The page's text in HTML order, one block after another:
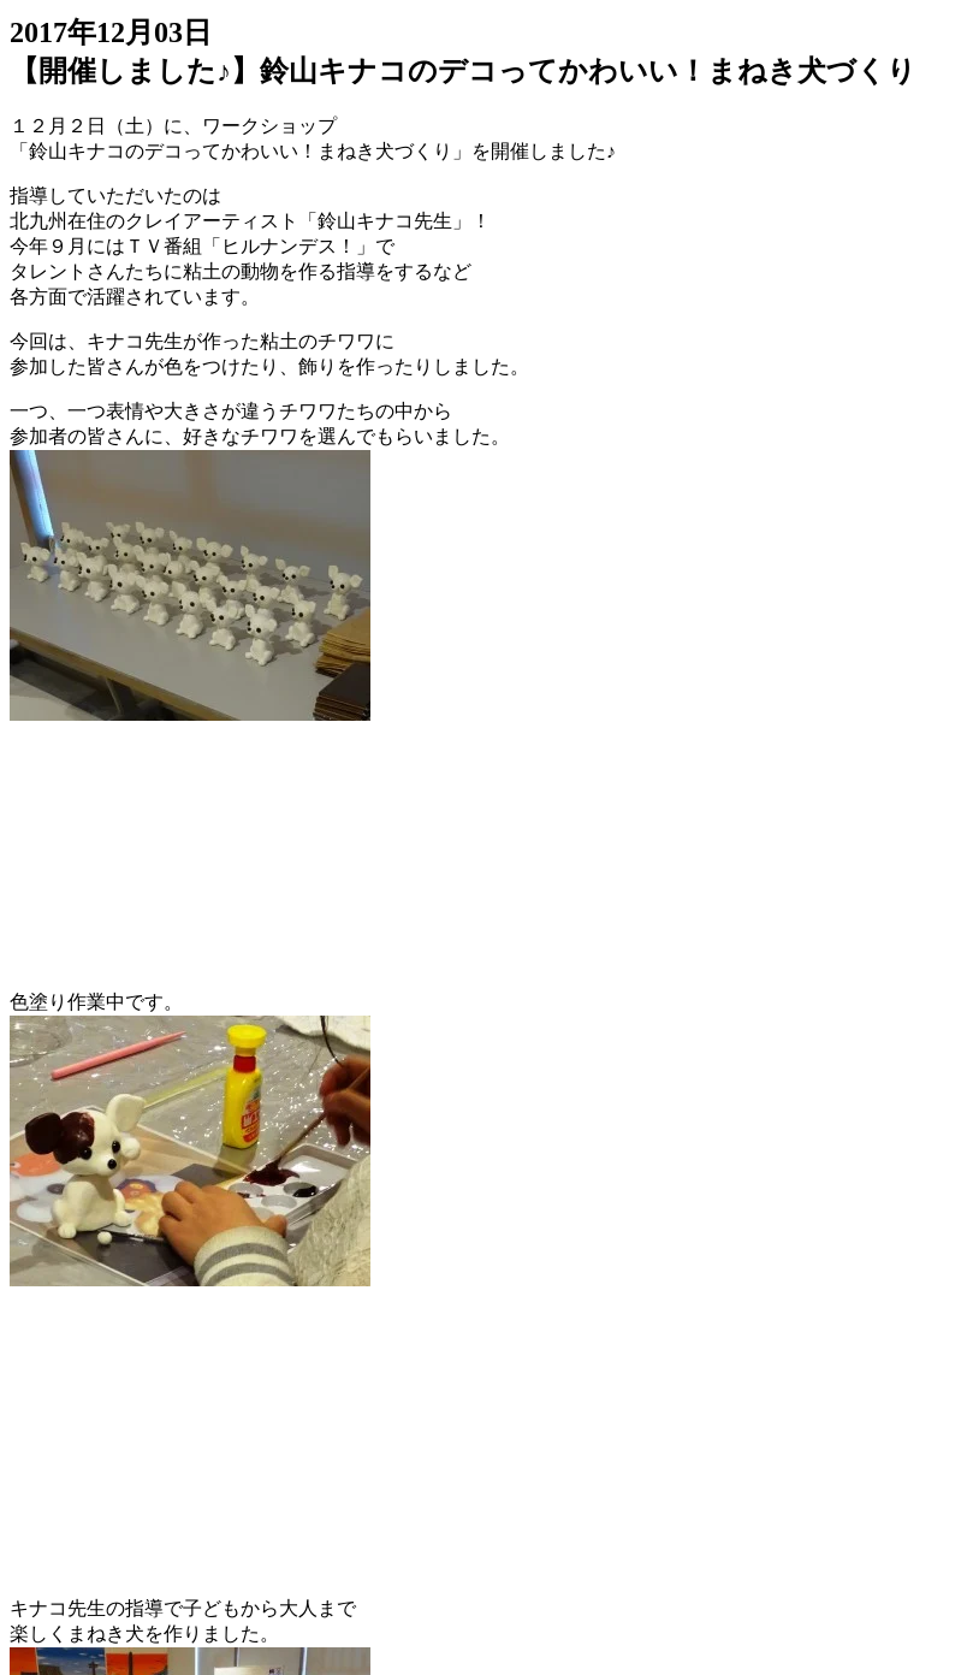
2017年12月03日
【開催しました♪】鈴山キナコのデコってかわいい！まねき犬づくり
１２月２日（土）に、ワークショップ
「鈴山キナコのデコってかわいい！まねき犬づくり」を開催しました♪
指導していただいたのは
北九州在住のクレイアーティスト「鈴山キナコ先生」！
今年９月にはＴＶ番組「ヒルナンデス！」で
タレントさんたちに粘土の動物を作る指導をするなど
各方面で活躍されています。
今回は、キナコ先生が作った粘土のチワワに
参加した皆さんが色をつけたり、飾りを作ったりしました。
一つ、一つ表情や大きさが違うチワワたちの中から
参加者の皆さんに、好きなチワワを選んでもらいました。
色塗り作業中です。
キナコ先生の指導で子どもから大人まで
楽しくまねき犬を作りました。